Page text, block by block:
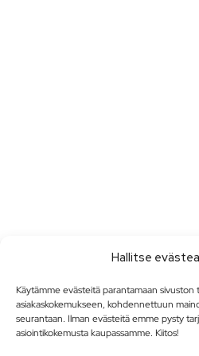
Hallitse
Käytämme evästeitä parantamaan sivuston
asiakaskokemukseen, kohdennettuun
seurantaan. Ilman evästeitä emme pysty
asiointikokemusta kaupassamme. Kiitos!